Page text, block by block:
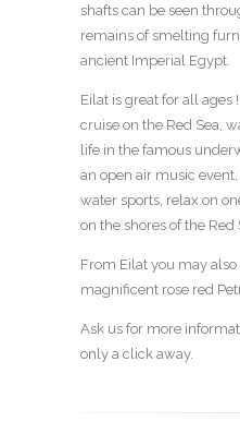
shafts can be seen
remains of smelting
ancient Imperial Egypt.
Eilat is great for all ages
cruise on the Red Sea,
life in the famous
an open air music
water sports, relax on
on the shores of the
From Eilat you may also
magnificent rose red
Ask us for more
only a click away.